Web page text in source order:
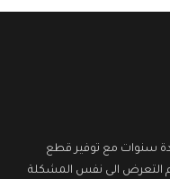
سنوات مع توفير قطع
التعرض الى نفس المشكلة